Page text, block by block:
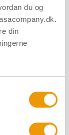
du og
din
mm - Hvid